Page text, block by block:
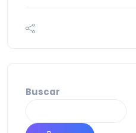
Buscar